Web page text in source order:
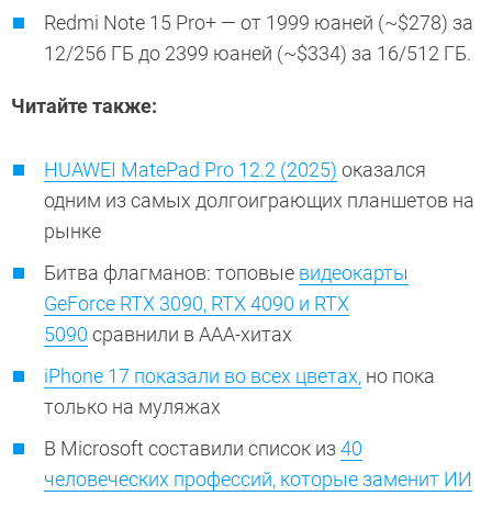
Redmi Note 15 Pro+ — от 1999 юаней (~$278) за
12/256 ГБ до 2399 юаней (~$334) за 16/512 ГБ.
Читайте также:
HUAWEI MatePad Pro 12.2 (2025) оказался
одним из самых долгоиграющих планшетов на
рынке
Битва флагманов: топовые видеокарты
GeForce RTX 3090, RTX 4090 и RTX
5090 сравнили в ААА-хитах
iPhone 17 показали во всех цветах, но пока
только на муляжах
В Microsoft составили список из 40
человеческих профессий, которые заменит ИИ